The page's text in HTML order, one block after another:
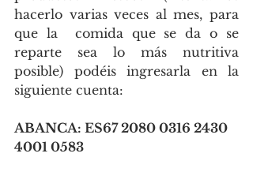
hacerlo varias veces al mes, para
que la  comida que se da o se
reparte sea lo más nutritiva
posible) podéis ingresarla en la
siguiente cuenta:
ABANCA: ES67 2080 0316 2430
4001 0583